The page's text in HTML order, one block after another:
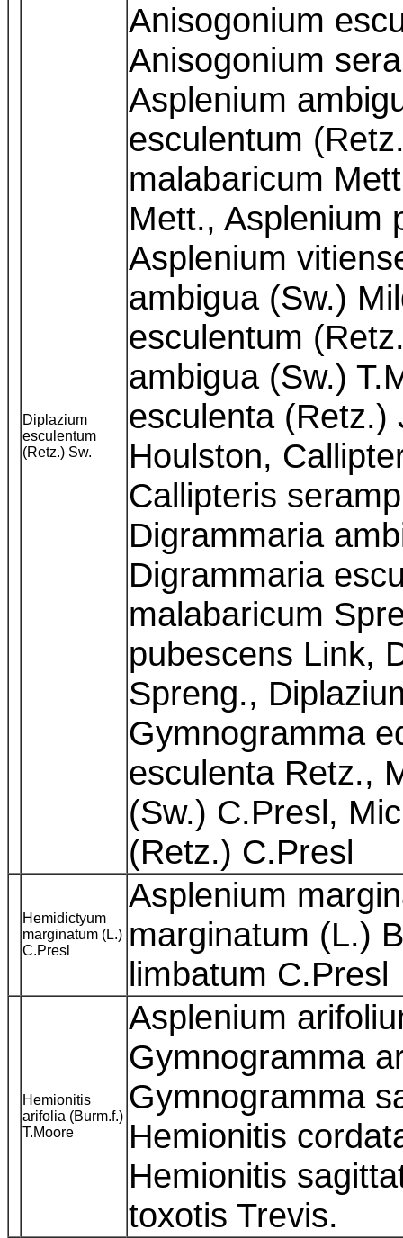
Diplazium
esculentum
(Retz.) Sw.
Anisogonium
Anisogonium
Asplenium
esculentum
malabaricum
Mett., Asplenium
Asplenium
ambigua (Sw.)
esculentum
ambigua (Sw.)
esculenta (Retz.)
Houlston,
Callipteris
Digrammaria
Digrammaria
malabaricum
pubescens Link,
Spreng.,
Gymnogramma
esculenta Retz.,
(Sw.) C.Presl,
(Retz.) C.Presl
Hemidictyum
marginatum (L.)
C.Presl
Asplenium
marginatum (L.)
limbatum
Hemionitis
arifolia (Burm.f.)
T.Moore
Asplenium
Gymnogramma
Gymnogramma
Hemionitis
Hemionitis
toxotis Trevis.